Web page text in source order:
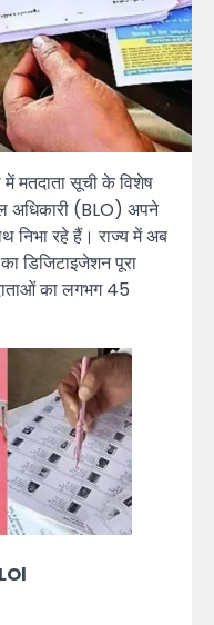
में मतदाता सूची के विशेष
अधिकारी (BLO) अपने
निभा रहे हैं। राज्य में अब
डिजिटाइजेशन पूरा
का लगभग 45